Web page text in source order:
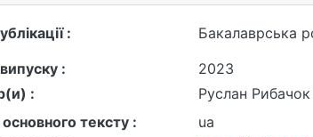
:
Бакалаврська
:
2023
:
Руслан Рибачок
тексту :
ua